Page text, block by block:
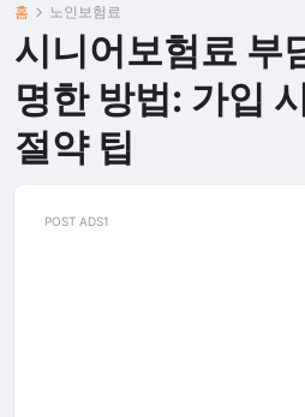
홈 노인보험료
시니어보험료 부
명한 방법: 가입
절약 팁
POST ADS1